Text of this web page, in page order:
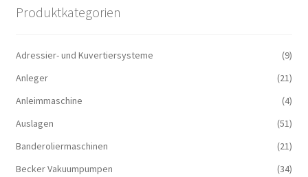
Produktkategorien
Adressier- und Kuvertiersysteme
(9)
Anleger
(21)
Anleimmaschine
(4)
Auslagen
(51)
Banderoliermaschinen
(21)
Becker Vakuumpumpen
(34)